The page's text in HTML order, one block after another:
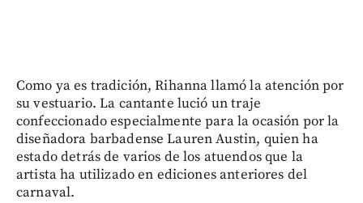
Como ya es tradición, Rihanna llamó la atención por
su vestuario. La cantante lució un traje
confeccionado especialmente para la ocasión por la
diseñadora barbadense Lauren Austin, quien ha
estado detrás de varios de los atuendos que la
artista ha utilizado en ediciones anteriores del
carnaval.